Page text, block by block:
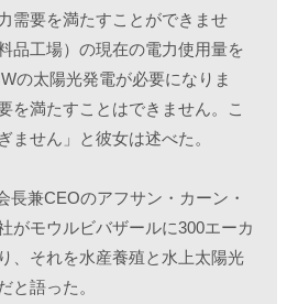
需要を満たすことができませ
品工場）の現在の電力使用量を
の太陽光発電が必要になりま
を満たすことはできません。こ
ません」と彼女は述べた。
長兼CEOのアフサン・カーン・
がモウルビバザールに300エーカ
、それを水産養殖と水上太陽光
と語った。